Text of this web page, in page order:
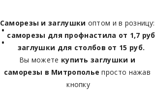
Саморезы и заглушки оптом и в розницу:
саморезы для профнастила от 1,7 руб
заглушки для столбов от 15 руб.
Вы можете купить заглушки и
саморезы в Митропольепросто нажав
кнопку